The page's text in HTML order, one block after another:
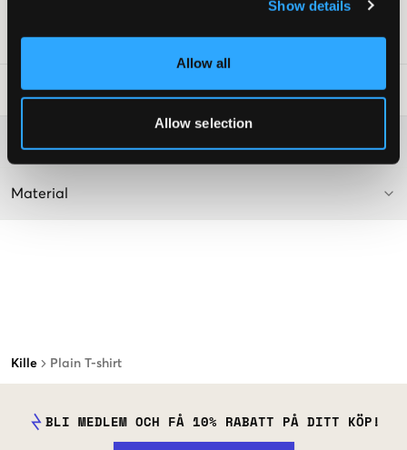
Show details
Allow all
Allow selection
Kille Plain T-shirt
Art.nr:128156-019
Tvättråd:
Material
BLI MEDLEM OCH FÅ 10% RABATT PÅ DITT KÖP!